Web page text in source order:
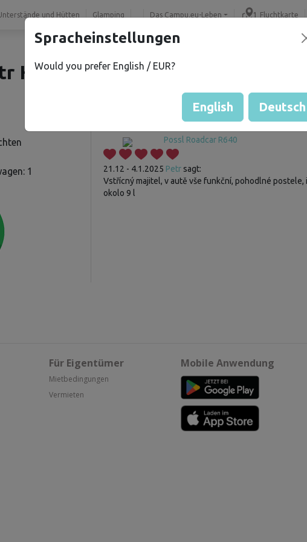
und Hütten Glamping Das Campu.eu-Leben Fluchtkarte
H.
1
Gast hat noch keine
Fahrzeugbewertungen
Possl Roadcar R640
21.12 - 4.1.2025 Petr sagt:
Vstřícný majitel, v autě vše funkční, pohodlné postele,
okolo 9 l
Für Eigentümer
Mietbedingungen
Vermieten
Mobile Anwendung
Spracheinstellungen
Would you prefer English / EUR?
English Deutsch